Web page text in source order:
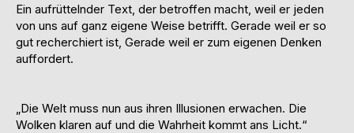
Ein aufrüttelnder Text, der betroffen macht, weil er jeden
von uns auf ganz eigene Weise betrifft. Gerade weil er so
gut recherchiert ist, Gerade weil er zum eigenen Denken
auffordert.
„Die Welt muss nun aus ihren Illusionen erwachen. Die
Wolken klaren auf und die Wahrheit kommt ans Licht.“